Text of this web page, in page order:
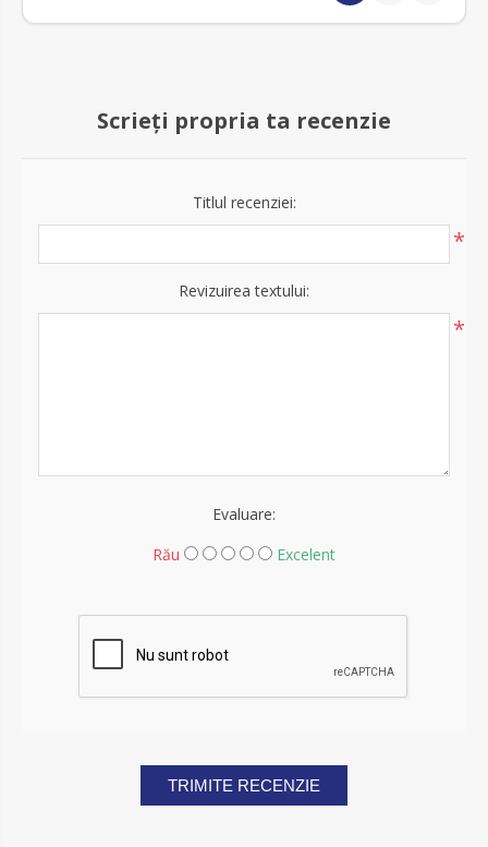
Scrieți propria ta recenzie
Titlul recenziei:
*
Revizuirea textului:
*
Evaluare:
Rău
Excelent
TRIMITE RECENZIE